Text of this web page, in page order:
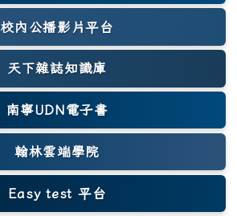
校內公播影片平台
天下雜誌知識庫
(另開新視窗)
南寧UDN電子書
翰林雲端學院
Easy test 平台
(另開新視窗)